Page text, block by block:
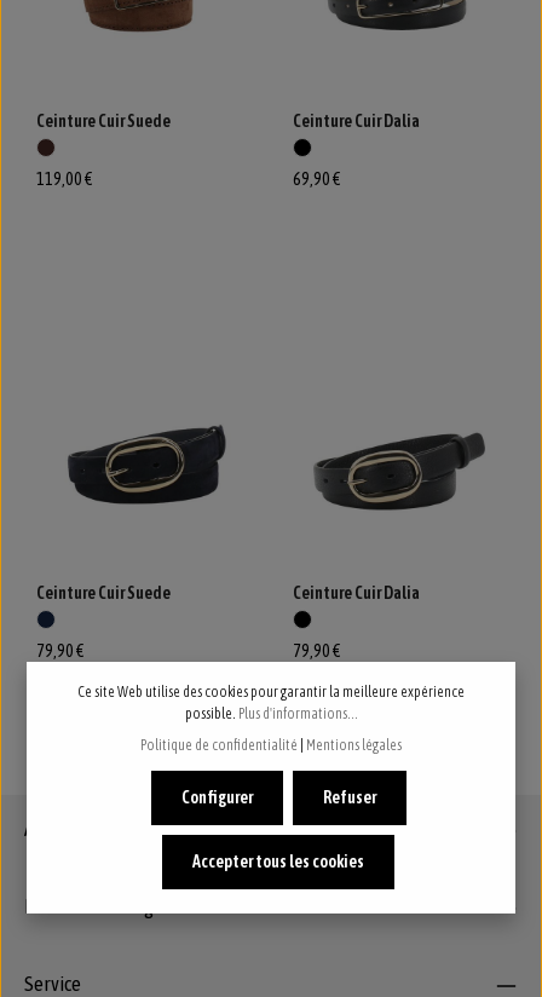
Ceinture Cuir Suede
119,00 €
Ceinture Cuir Dalia
69,90 €
Ceinture Cuir Suede
79,90 €
Ceinture Cuir Dalia
79,90 €
Page Page
2
Page
3
Page
4
À propos de nous
Informations légales
Service
Ce site Web utilise des cookies pour garantir la meilleure expérience
possible. Plus d'informations...
Politique de confidentialité
Mentions légales
Refuser
Configurer
Accepter tous les cookies